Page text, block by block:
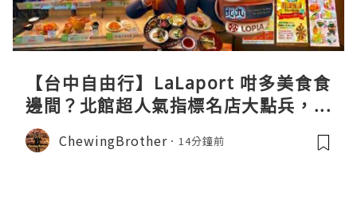
【台中自由行】LaLaport 咁多美食食
邊間？北館超人氣指標名店大點兵，深
度實測日本直送「北丸」職人料理與南
館 LOPIA 超市神級熟食區！
ChewingBrother 14分鐘前